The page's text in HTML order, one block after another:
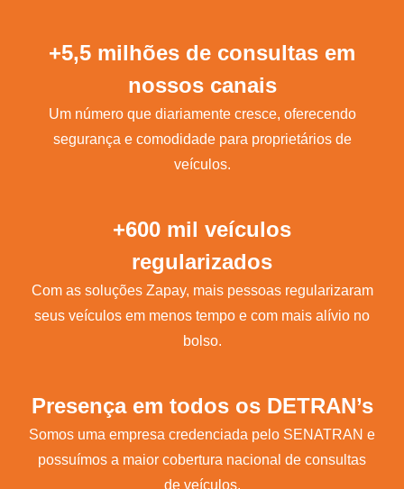
+5,5 milhões de consultas em
nossos canais
Um número que diariamente cresce, oferecendo
segurança e comodidade para proprietários de
veículos.
+600 mil veículos
regularizados
Com as soluções Zapay, mais pessoas regularizaram
seus veículos em menos tempo e com mais alívio no
bolso.
Presença em todos os DETRAN’s
Somos uma empresa credenciada pelo SENATRAN e
possuímos a maior cobertura nacional de consultas
de veículos.